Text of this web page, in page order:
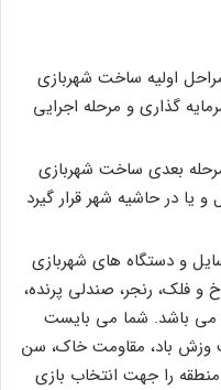
اولیه ساخت شهربازی
گذاری و مرحله اجرایی
بعدی ساخت شهربازی
در حاشیه شهر قرار گیرد
و دستگاه های شهربازی
فلک، رنجر، صندلی پرنده،
باشد. شما می بایست
وزش باد، مقاومت خاک، سن
را جهت انتخاب بازی